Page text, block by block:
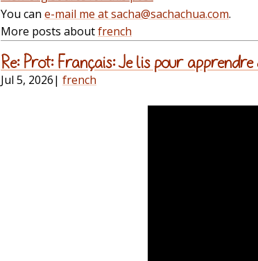
You can e-mail me at sacha@sachachua.com.
More posts aboutfrench
Re: Prot: Français: Je lis pour apprendre
Jul 5, 2026| french